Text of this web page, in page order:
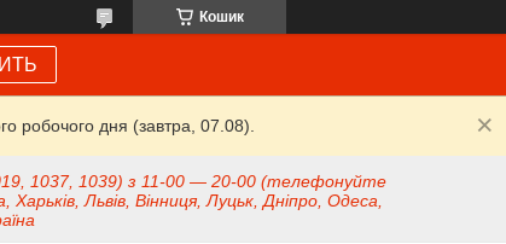
Кошик
робочого дня (завтра, 07.08).
1037, 1039) з 11-00 — 20-00 (телефонуйте
Львів, Вінниця, Луцьк, Дніпро, Одеса,